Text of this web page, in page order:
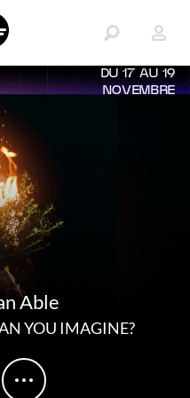
DU 17 AU 19
NOVEMBRE
Able
YOU IMAGINE?